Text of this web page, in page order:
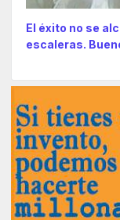
El éxito no se
escaleras.